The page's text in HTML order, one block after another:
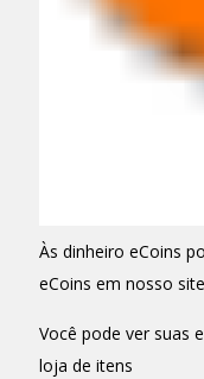
Às dinheiro eCoins
eCoins em nosso
Você pode ver suas
loja de itens